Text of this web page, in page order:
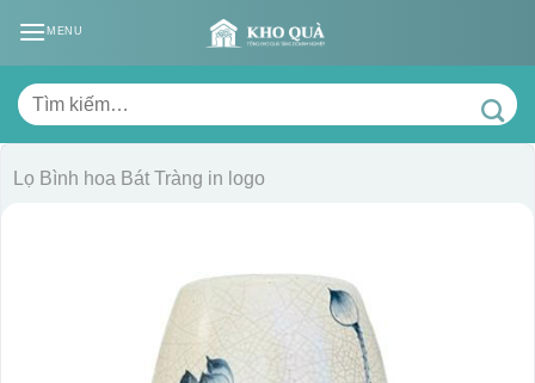
MENU
Tìm
kiếm:
Lọ Bình hoa Bát Tràng in logo